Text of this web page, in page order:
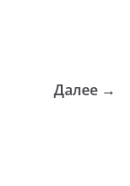
Далее →